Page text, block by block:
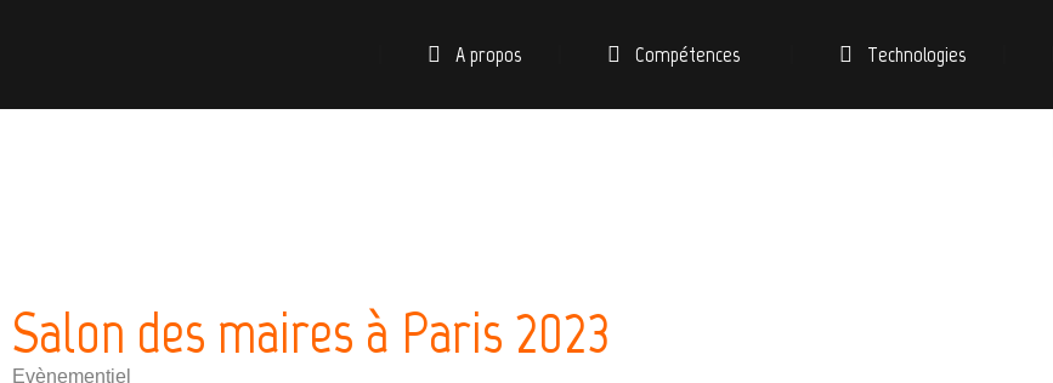
A propos Compétences Technologies
Salon des maires à Paris 2023
Evènementiel